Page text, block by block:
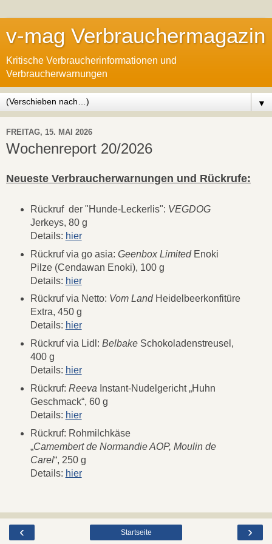
v-mag Verbrauchermagazin
Kritische Verbraucherinformationen und
Verbraucherwarnungen
▼
FREITAG, 15. MAI 2026
Wochenreport 20/2026
Neueste Verbraucherwarnungen und Rückrufe:
Rückruf der "Hunde-Leckerlis": VEGDOG
Jerkeys, 80 g
Details: hier
Rückruf via go asia: Geenbox LimitedEnoki
Pilze (Cendawan Enoki), 100 g
Details: hier
Rückruf via Netto: Vom LandHeidelbeerkonfitüre
Extra, 450 g
Details: hier
Rückruf via Lidl: BelbakeSchokoladenstreusel,
400 g
Details: hier
Rückruf: Reeva Instant-Nudelgericht „Huhn
Geschmack“, 60 g
Details: hier
Rückruf: Rohmilchkäse
„Camembert de Normandie AOP, Moulin de
Carel“, 250 g
Details: hier
‹ ›
Startseite